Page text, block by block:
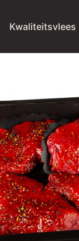
Kwaliteitsvlees